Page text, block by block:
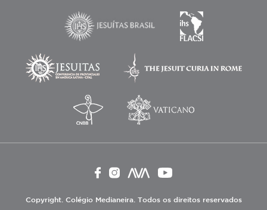
Copyright. Colégio Medianeira. Todos os direitos reservados